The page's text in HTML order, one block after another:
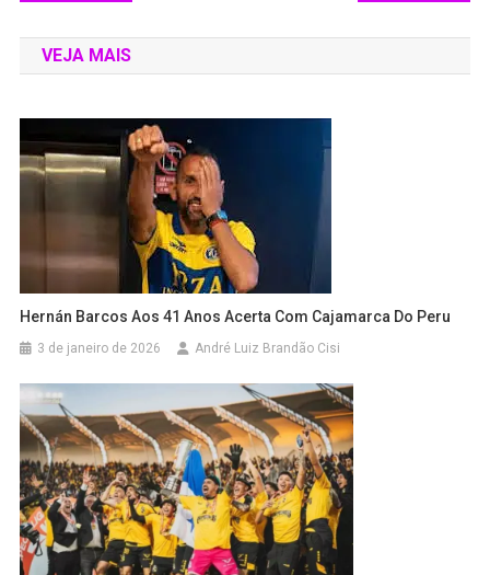
VEJA MAIS
Hernán Barcos Aos 41 Anos Acerta Com Cajamarca Do Peru
3 de janeiro de 2026 André Luiz Brandão Cisi